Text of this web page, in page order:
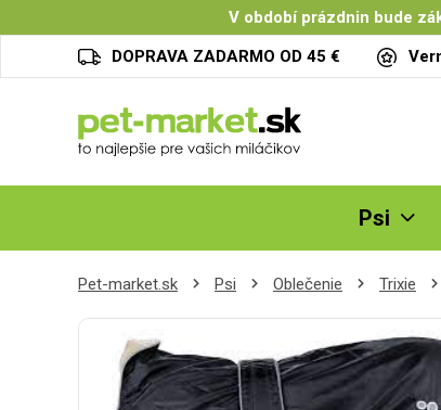
V období prázdnin bude
DOPRAVA ZADARMO OD 45 €
Psi
Pet-market.sk Psi Oblečenie Trixie